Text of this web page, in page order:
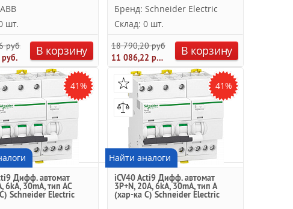
шт.
руб.
В корзину
Бренд: Schneider Electric
Склад: 0 шт.
18 790,20 руб.
11 086,22 руб.
В корзину
41%
Дифф. автомат
6kА, 30mA, тип AC
Schneider Electric
41%
Найти аналоги
iCV40 Acti9 Дифф. автомат
3P+N, 20А, 6kА, 30mA, тип A
(хар-ка С) Schneider Electric